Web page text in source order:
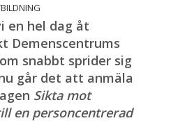
en hel dag åt
Demenscentrums
snabbt sprider sig
går det att anmäla
Sikta mot
en personcentrerad